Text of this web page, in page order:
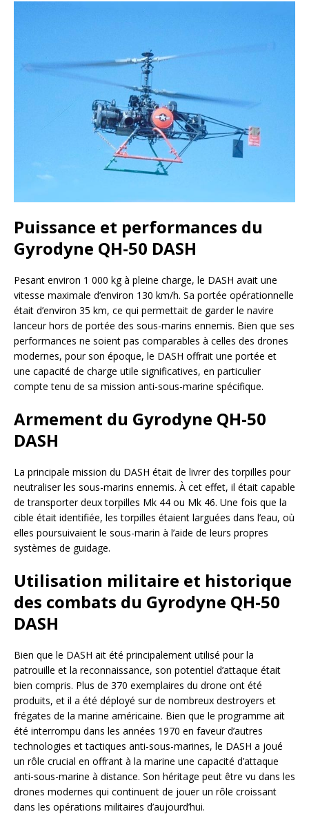
Puissance et performances du
Gyrodyne QH-50 DASH
Pesant environ 1 000 kg à pleine charge, le DASH avait une
vitesse maximale d’environ 130 km/h. Sa portée opérationnelle
était d’environ 35 km, ce qui permettait de garder le navire
lanceur hors de portée des sous-marins ennemis. Bien que ses
performances ne soient pas comparables à celles des drones
modernes, pour son époque, le DASH offrait une portée et
une capacité de charge utile significatives, en particulier
compte tenu de sa mission anti-sous-marine spécifique.
Armement du Gyrodyne QH-50
DASH
La principale mission du DASH était de livrer des torpilles pour
neutraliser les sous-marins ennemis. À cet effet, il était capable
de transporter deux torpilles Mk 44 ou Mk 46. Une fois que la
cible était identifiée, les torpilles étaient larguées dans l’eau, où
elles poursuivaient le sous-marin à l’aide de leurs propres
systèmes de guidage.
Utilisation militaire et historique
des combats du Gyrodyne QH-50
DASH
Bien que le DASH ait été principalement utilisé pour la
patrouille et la reconnaissance, son potentiel d’attaque était
bien compris. Plus de 370 exemplaires du drone ont été
produits, et il a été déployé sur de nombreux destroyers et
frégates de la marine américaine. Bien que le programme ait
été interrompu dans les années 1970 en faveur d’autres
technologies et tactiques anti-sous-marines, le DASH a joué
un rôle crucial en offrant à la marine une capacité d’attaque
anti-sous-marine à distance. Son héritage peut être vu dans les
drones modernes qui continuent de jouer un rôle croissant
dans les opérations militaires d’aujourd’hui.